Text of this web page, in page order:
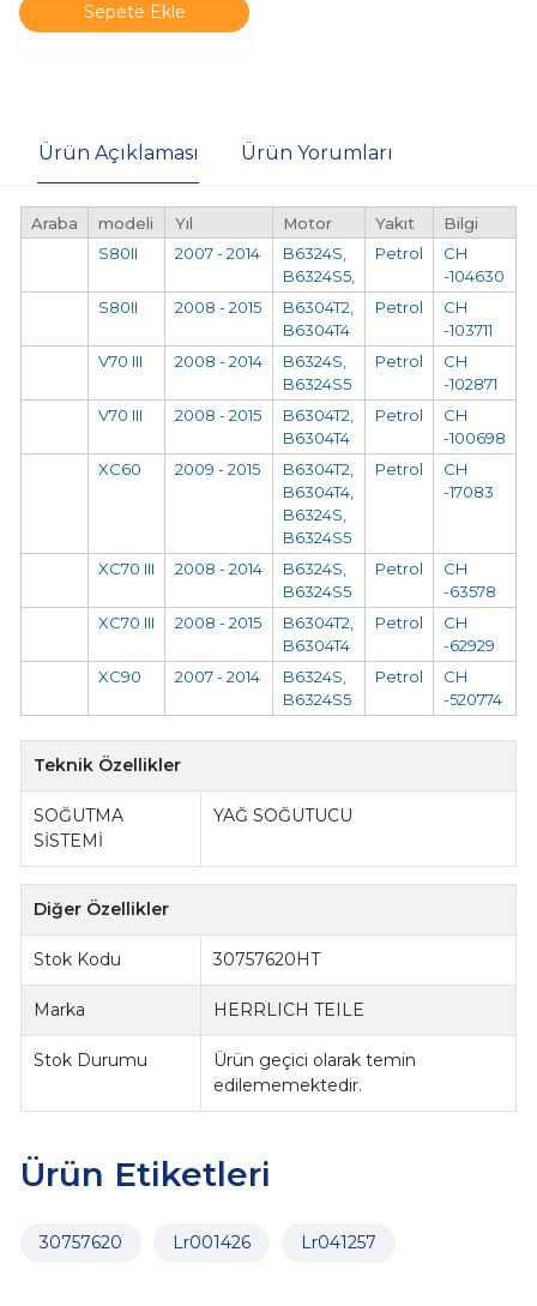
Sepete Ekle
Ürün Açıklaması Ürün Yorumları
Araba modeli Yıl Motor Yakıt
Bilgi
S80II
2007 - 2014
B6324S,
B6324S5,
Petrol
CH
-104630
S80II
2008 - 2015
B6304T2,
B6304T4
Petrol
CH
-103711
V70 III
2008 - 2014
B6324S,
B6324S5
Petrol
CH
-102871
V70 III
2008 - 2015
B6304T2,
B6304T4
Petrol
CH
-100698
XC60
2009 - 2015
B6304T2,
B6304T4,
B6324S,
B6324S5
Petrol
CH
-17083
XC70 III 2008 - 2014
B6324S,
B6324S5
Petrol
CH
-63578
XC70 III
2008 - 2015
B6304T2,
B6304T4
Petrol
CH
-62929
XC90
2007 - 2014
B6324S,
B6324S5
Petrol
CH
-520774
Teknik Özellikler
SOĞUTMA
SİSTEMİ
YAĞ SOĞUTUCU
Diğer Özellikler
Stok Kodu 30757620HT
Marka HERRLICH TEILE
Stok Durumu
Ürün geçici olarak temin
edilememektedir.
Ürün Etiketleri
30757620 Lr001426 Lr041257